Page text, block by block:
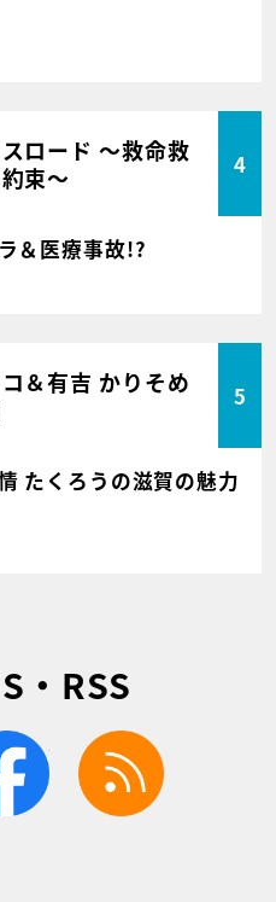
ロード ～救命救
束～
4
＆医療事故!?
＆有吉 かりそめ
5
たくろうの滋賀の魅力
・RSS
facebook